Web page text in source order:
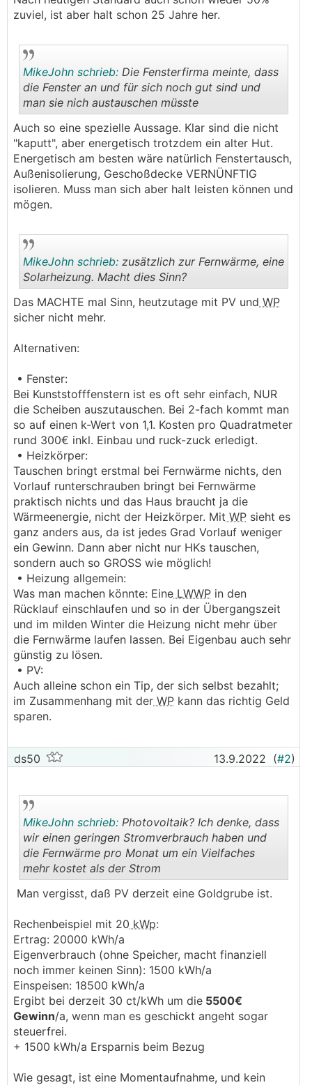
zuviel, ist aber halt schon 25 Jahre her.
..
MikeJohn schrieb: Die Fensterfirma meinte, dass
die Fenster an und für sich noch gut sind und
man sie nich austauschen müsste
Auch so eine spezielle Aussage. Klar sind die nicht
"kaputt", aber energetisch trotzdem ein alter Hut.
Energetisch am besten wäre natürlich Fenstertausch,
Außenisolierung, Geschoßdecke VERNÜNFTIG
isolieren. Muss man sich aber halt leisten können und
mögen.
MikeJohn schrieb: zusätzlich zur Fernwärme, eine
Solarheizung. Macht dies Sinn?
Das MACHTE mal Sinn, heutzutage mit PV und WP
sicher nicht mehr.
Alternativen:
• Fenster:
Bei Kunststofffenstern ist es oft sehr einfach, NUR
die Scheiben auszutauschen. Bei 2-fach kommt man
so auf einen k-Wert von 1,1. Kosten pro Quadratmeter
rund 300€ inkl. Einbau und ruck-zuck erledigt.
• Heizkörper:
Tauschen bringt erstmal bei Fernwärme nichts, den
Vorlauf runterschrauben bringt bei Fernwärme
praktisch nichts und das Haus braucht ja die
Wärmeenergie, nicht der Heizkörper. Mit WP sieht es
ganz anders aus, da ist jedes Grad Vorlauf weniger
ein Gewinn. Dann aber nicht nur HKs tauschen,
sondern auch so GROSS wie möglich!
• Heizung allgemein:
Was man machen könnte: Eine LWWP in den
Rücklauf einschlaufen und so in der Übergangszeit
und im milden Winter die Heizung nicht mehr über
die Fernwärme laufen lassen. Bei Eigenbau auch sehr
günstig zu lösen.
• PV:
Auch alleine schon ein Tip, der sich selbst bezahlt;
im Zusammenhang mit der WP kann das richtig Geld
sparen.
ds50 13.9.2022 (#2)
..
MikeJohn schrieb: Photovoltaik? Ich denke, dass
wir einen geringen Stromverbrauch haben und
die Fernwärme pro Monat um ein Vielfaches
mehr kostet als der Strom
Man vergisst, daß PV derzeit eine Goldgrube ist.
Rechenbeispiel mit 20 kWp:
Ertrag: 20000 kWh/a
Eigenverbrauch (ohne Speicher, macht finanziell
noch immer keinen Sinn): 1500 kWh/a
Einspeisen: 18500 kWh/a
Ergibt bei derzeit 30 ct/kWh um die 5500€
Gewinn/a, wenn man es geschickt angeht sogar
steuerfrei.
+ 1500 kWh/a Ersparnis beim Bezug
Wie gesagt, ist eine Momentaufnahme, und kein